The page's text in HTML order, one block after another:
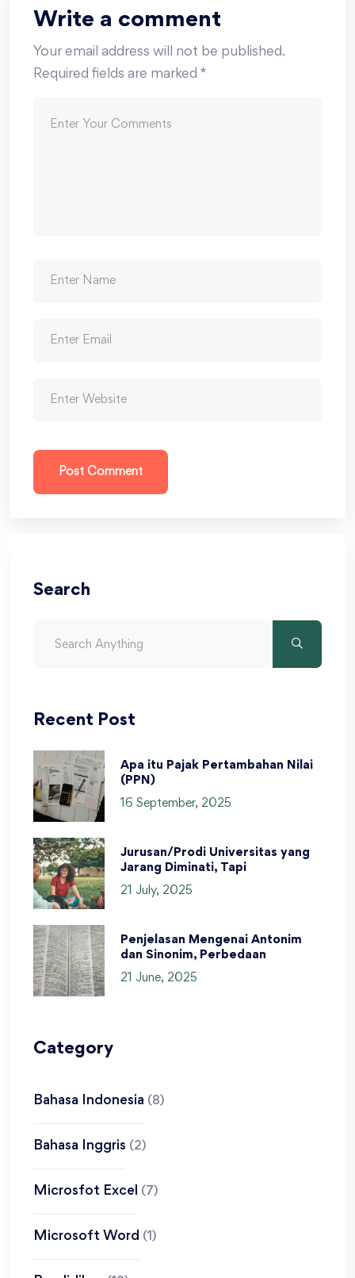
Write a comment
Your email address will not be published.
Required fields are marked *
Post Comment
Search
Recent Post
Apa itu Pajak Pertambahan Nilai
(PPN)
16 September, 2025
Jurusan/Prodi Universitas yang
Jarang Diminati, Tapi
21 July, 2025
Penjelasan Mengenai Antonim
dan Sinonim, Perbedaan
21 June, 2025
Category
Bahasa Indonesia (8)
Bahasa Inggris (2)
Microsfot Excel (7)
Microsoft Word (1)